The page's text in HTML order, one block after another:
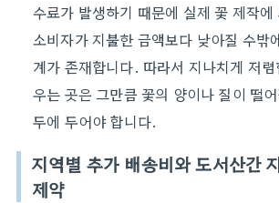
수료가 발생하기 때문에 실제 꽃 제작
소비자가 지불한 금액보다 낮아질 수밖
계가 존재합니다. 따라서 지나치게 저
우는 곳은 그만큼 꽃의 양이나 질이 떨
두에 두어야 합니다.
지역별 추가 배송비와 도서산간
제약